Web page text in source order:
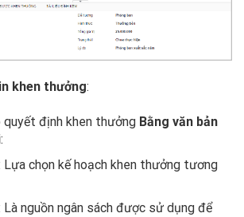
khen thưởng:
quyết định khen thưởng Bằng văn bản
:
Lựa chọn kế hoạch khen thưởng tương
Là nguồn ngân sách được sử dụng để